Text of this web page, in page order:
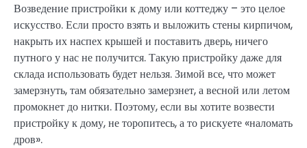
Возведение пристройки к дому или коттеджу – это целое
искусство. Если просто взять и выложить стены кирпичом,
накрыть их наспех крышей и поставить дверь, ничего
путного у нас не получится. Такую пристройку даже для
склада использовать будет нельзя. Зимой все, что может
замерзнуть, там обязательно замерзнет, а весной или летом
промокнет до нитки. Поэтому, если вы хотите возвести
пристройку к дому, не торопитесь, а то рискуете «наломать
дров».